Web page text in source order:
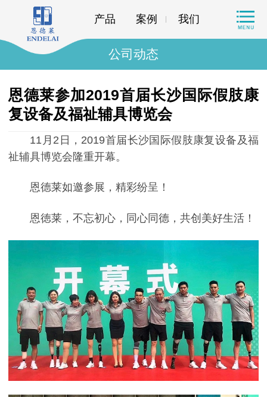
产品 案例 我们
公司动态
恩德莱参加2019首届长沙国际假肢康
复设备及福祉辅具博览会
11月2日，2019首届长沙国际假肢康复设备及福
祉辅具博览会隆重开幕。
恩德莱如邀参展，精彩纷呈！
恩徳莱，不忘初心，同心同德，共创美好生活！